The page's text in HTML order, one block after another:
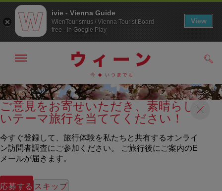
メ
ニ
ュ
ー
こ
の
ペ
ー
の
ト
ッ
へ
メ
ー
の
表
示・
表
示
す
る
ご意見をお寄せいただき、素晴らし
いテーマ旅行を当ててください！
今すぐ登録して、旅行体験を私たちと共有するオンライ
ン訪問者調査にご参加ください。 ご旅行後にご案内のE
メールが届きます。
応募する スキップ
ivie - Vienna Guide
WienTourismus / Vienna Tourist Board
free - In Google Play
View